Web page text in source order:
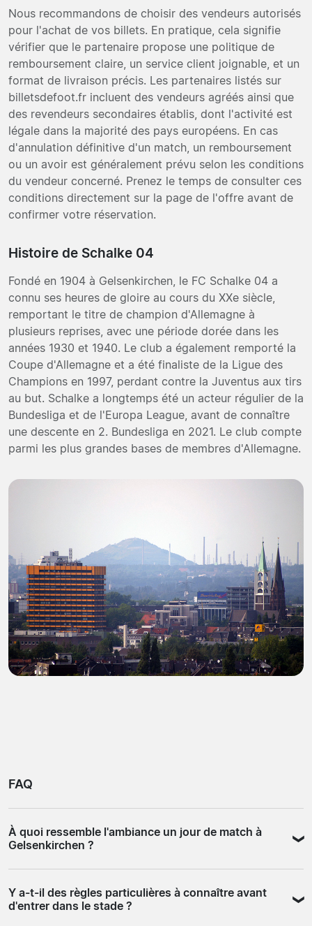
Nous recommandons de choisir des vendeurs autorisés
pour l'achat de vos billets. En pratique, cela signifie
vérifier que le partenaire propose une politique de
remboursement claire, un service client joignable, et un
format de livraison précis. Les partenaires listés sur
billetsdefoot.fr incluent des vendeurs agréés ainsi que
des revendeurs secondaires établis, dont l'activité est
légale dans la majorité des pays européens. En cas
d'annulation définitive d'un match, un remboursement
ou un avoir est généralement prévu selon les conditions
du vendeur concerné. Prenez le temps de consulter ces
conditions directement sur la page de l'offre avant de
confirmer votre réservation.
Histoire de Schalke 04
Fondé en 1904 à Gelsenkirchen, le FC Schalke 04 a
connu ses heures de gloire au cours du XXe siècle,
remportant le titre de champion d'Allemagne à
plusieurs reprises, avec une période dorée dans les
années 1930 et 1940. Le club a également remporté la
Coupe d'Allemagne et a été finaliste de la Ligue des
Champions en 1997, perdant contre la Juventus aux tirs
au but. Schalke a longtemps été un acteur régulier de la
Bundesliga et de l'Europa League, avant de connaître
une descente en 2. Bundesliga en 2021. Le club compte
parmi les plus grandes bases de membres d'Allemagne.
FAQ
À quoi ressemble l'ambiance un jour de match à
Gelsenkirchen ?
remplit le stade en masse même en deuxième division.
Le secteur des ultras génère une atmosphère sonore et
Y a-t-il des règles particulières à connaître avant
d'entrer dans le stade ?